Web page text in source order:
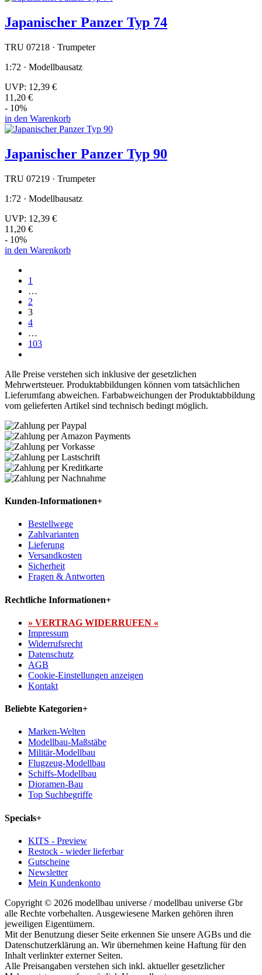
Japanischer Panzer Typ 74
TRU 07218 · Trumpeter
1:72 · Modellbausatz
UVP: 12,39 €
11,20 €
- 10%
in den Warenkorb
Japanischer Panzer Typ 90
TRU 07219 · Trumpeter
1:72 · Modellbausatz
UVP: 12,39 €
11,20 €
- 10%
in den Warenkorb
1
…
2
3
4
…
103
Alle Preise verstehen sich inklusive der gesetzlichen
Mehrwertsteuer. Produktabbildungen können vom tatsächlichen
Lieferumfang abweichen. Farbabweichungen der Produktabbildung
vom gelieferten Artikel sind technisch bedingt möglich.
Kunden-Informationen+
Bestellwege
Zahlvarianten
Lieferung
Versandkosten
Sicherheit
Fragen & Antworten
Rechtliche Informationen+
» VERTRAG WIDERRUFEN «
Impressum
Widerrufsrecht
Datenschutz
AGB
Cookie-Einstellungen anzeigen
Kontakt
Beliebte Kategorien+
Marken-Welten
Modellbau-Maßstäbe
Militär-Modellbau
Flugzeug-Modellbau
Schiffs-Modellbau
Dioramen-Bau
Top Suchbegriffe
Specials+
KITS - Preview
Restock - wieder lieferbar
Gutscheine
Newsletter
Mein Kundenkonto
Copyright © 2026 modellbau universe / modellbau universe Gbr
alle Rechte vorbehalten. Ausgewiesene Marken gehören ihren
jeweiligen Eigentümern.
Mit der Benutzung dieser Seite erkennen Sie unsere AGBs und die
Datenschutzerklärung an. Wir übernehmen keine Haftung für den
Inhalt verlinkter externer Seiten.
Alle Preisangaben verstehen sich inkl. aktueller gesetzlicher